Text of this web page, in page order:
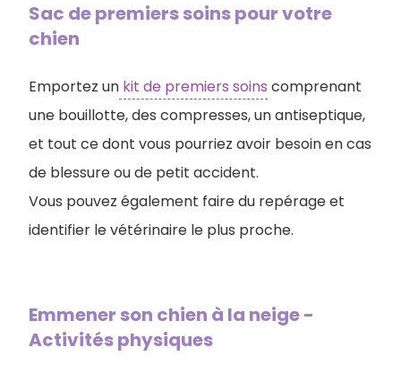
Sac de premiers soins pour votre
chien
Emportez un kit de premiers soins comprenant
une bouillotte, des compresses, un antiseptique,
et tout ce dont vous pourriez avoir besoin en cas
de blessure ou de petit accident.
Vous pouvez également faire du repérage et
identifier le vétérinaire le plus proche.
Emmener son chien à la neige -
Activités physiques